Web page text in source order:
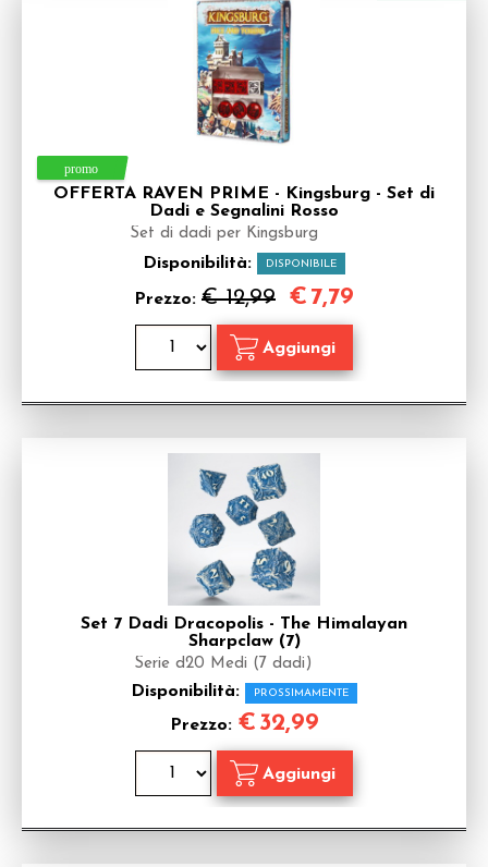
OFFERTA RAVEN PRIME - Kingsburg - Set di
Dadi e Segnalini Rosso
Set di dadi per Kingsburg
Disponibilità: DISPONIBILE
Prezzo: € 12,99 € 7,79
Set 7 Dadi Dracopolis - The Himalayan
Sharpclaw (7)
Serie d20 Medi (7 dadi)
Disponibilità: PROSSIMAMENTE
Prezzo: € 32,99